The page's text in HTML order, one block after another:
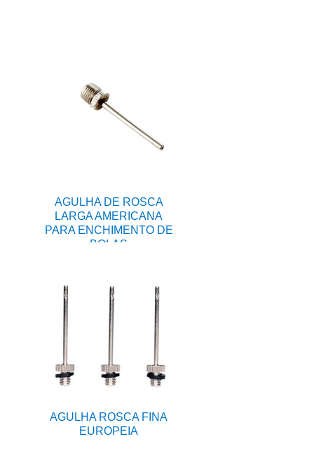
AGULHA DE ROSCA
LARGA AMERICANA
PARA ENCHIMENTO DE
BOLAS
AGULHA ROSCA FINA
EUROPEIA